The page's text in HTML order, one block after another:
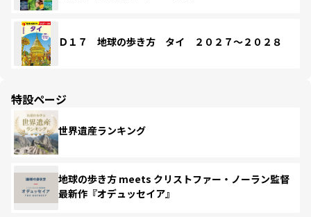
Ｄ１７ 地球の歩き方 タイ ２０２７～２０２８
特設ページ
世界遺産ランキング
地球の歩き方 meets クリストファー・ノーラン監督
最新作『オデュッセイア』